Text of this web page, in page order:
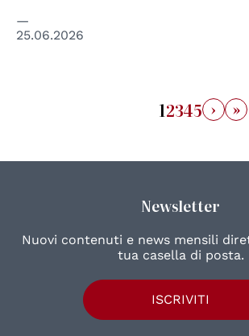
25.06.2026
12345 › »
Newsletter
Nuovi contenuti e news mensili
tua casella di posta.
ISCRIVITI